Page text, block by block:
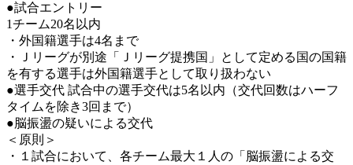
●試合エントリー
1チーム20名以内
・外国籍選手は4名まで
・Ｊリーグが別途「Ｊリーグ提携国」として定める国の国籍
を有する選手は外国籍選手として取り扱わない
●選手交代 試合中の選手交代は5名以内（交代回数はハーフ
タイムを除き3回まで）
●脳振盪の疑いによる交代
＜原則＞
・１試合において、各チーム最大１人の「脳振盪による交